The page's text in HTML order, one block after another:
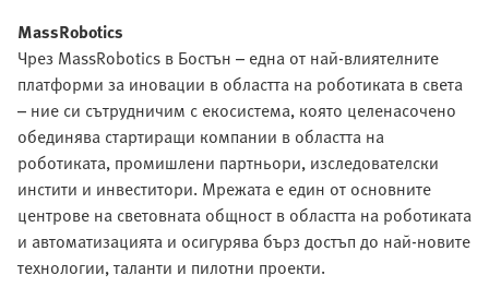
MassRobotics
Чрез MassRobotics в Бостън – една от най-влиятелните
платформи за иновации в областта на роботиката в света
– ние си сътрудничим с екосистема, която целенасочено
обединява стартиращи компании в областта на
роботиката, промишлени партньори, изследователски
инстити и инвеститори. Мрежата е един от основните
центрове на световната общност в областта на роботиката
и автоматизацията и осигурява бърз достъп до най-новите
технологии, таланти и пилотни проекти.